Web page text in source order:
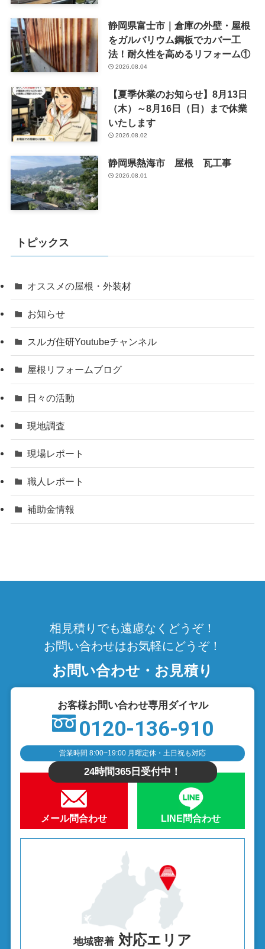
静岡県富士市｜倉庫の外壁・屋根
をガルバリウム鋼板でカバー工
法！耐久性を高めるリフォーム①
2026.08.04
【夏季休業のお知らせ】8月13日
（木）～8月16日（日）まで休業
いたします
2026.08.02
静岡県熱海市 屋根 瓦工事
2026.08.01
トピックス
オススメの屋根・外装材
お知らせ
スルガ住研Youtubeチャンネル
屋根リフォームブログ
日々の活動
現地調査
現場レポート
職人レポート
補助金情報
相見積りでも遠慮なくどうぞ！
お問い合わせはお気軽にどうぞ！
お問い合わせ・お見積り
お客様お問い合わせ専用ダイヤル
0120-136-910
営業時間 8:00~19:00 月曜定休・土日祝も対応
24時間365日受付中！
メール問合わせ LINE問合わせ
地域密着対応エリア